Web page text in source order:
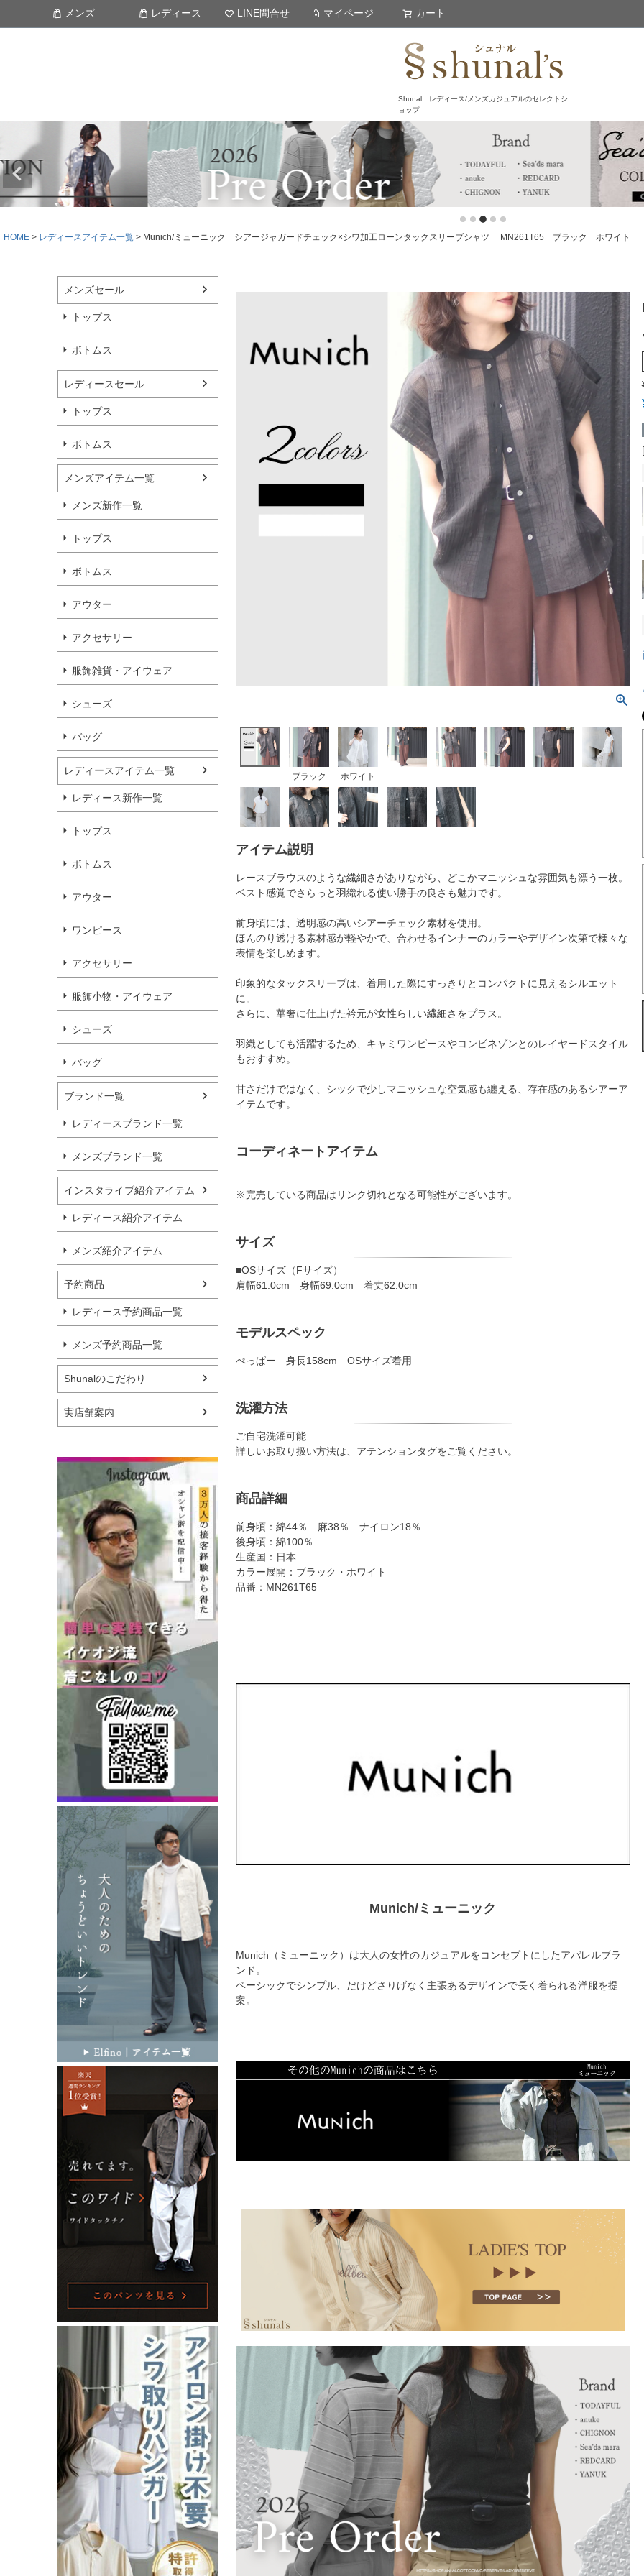
Shunal レディース/メンズカジュアルのセレクトシ
ョップ
メンズ レディース LINE問合せ マイページ カート
HOME レディースアイテム一覧 Munich/ミューニック シアージャガードチェック×シワ加工ローンタックスリーブシャツ MN261T65 ブラック ホワイト
メンズセール
トップス
ボトムス
レディースセール
トップス
ボトムス
メンズアイテム一覧
メンズ新作一覧
トップス
ボトムス
アウター
アクセサリー
服飾雑貨・アイウェア
シューズ
バッグ
レディースアイテム一覧
レディース新作一覧
トップス
ボトムス
アウター
ワンピース
アクセサリー
服飾小物・アイウェア
シューズ
バッグ
ブランド一覧
レディースブランド一覧
メンズブランド一覧
インスタライブ紹介アイテム
レディース紹介アイテム
メンズ紹介アイテム
予約商品
レディース予約商品一覧
メンズ予約商品一覧
Shunalのこだわり
実店舗案内
ブラック ホワイト
アイテム説明
レースブラウスのような繊細さがありながら、どこかマニッシュな雰囲気も漂う一枚。
ベスト感覚でさらっと羽織れる使い勝手の良さも魅力です。
前身頃には、透明感の高いシアーチェック素材を使用。
ほんのり透ける素材感が軽やかで、合わせるインナーのカラーやデザイン次第で様々な
表情を楽しめます。
印象的なタックスリーブは、着用した際にすっきりとコンパクトに見えるシルエット
に。
さらに、華奢に仕上げた衿元が女性らしい繊細さをプラス。
羽織としても活躍するため、キャミワンピースやコンビネゾンとのレイヤードスタイル
もおすすめ。
甘さだけではなく、シックで少しマニッシュな空気感も纏える、存在感のあるシアーア
イテムです。
コーディネートアイテム
※完売している商品はリンク切れとなる可能性がございます。
サイズ
■OSサイズ（Fサイズ）
肩幅61.0cm 身幅69.0cm 着丈62.0cm
モデルスペック
ぺっぱー 身長158cm OSサイズ着用
洗濯方法
ご自宅洗濯可能
詳しいお取り扱い方法は、アテンションタグをご覧ください。
商品詳細
前身頃：綿44％ 麻38％ ナイロン18％
後身頃：綿100％
生産国：日本
カラー展開：ブラック・ホワイト
品番：MN261T65
Munich/ミューニック
Munich（ミューニック）は大人の女性のカジュアルをコンセプトにしたアパレルブラ
ンド。
ベーシックでシンプル、だけどさりげなく主張あるデザインで長く着られる洋服を提
案。